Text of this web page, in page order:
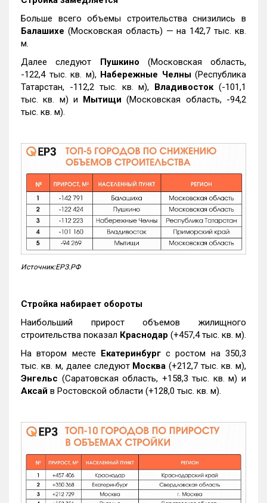
Больше всего объемы строительства снизились в
Балашихе (Московская область) — на 142,7 тыс. кв.
м.
Далее следуют Пушкино (Московская область,
-122,4 тыс. кв. м), Набережные Челны(Республика
Татарстан, -112,2 тыс. кв. м), Владивосток(-101,1
тыс. кв. м) и Мытищи (Московская область, -94,2
тыс. кв. м).
Источник:ЕРЗ.РФ
Стройка набирает обороты
Наибольший прирост объемов жилищного
строительства показал Краснодар (+457,4 тыс. кв. м).
На втором месте Екатеринбургс ростом на 350,3
тыс. кв. м, далее следуют Москва (+212,7 тыс. кв. м),
Энгельс (Саратовская область, +158,3 тыс. кв. м) и
Аксай в Ростовской области (+128,0 тыс. кв. м).